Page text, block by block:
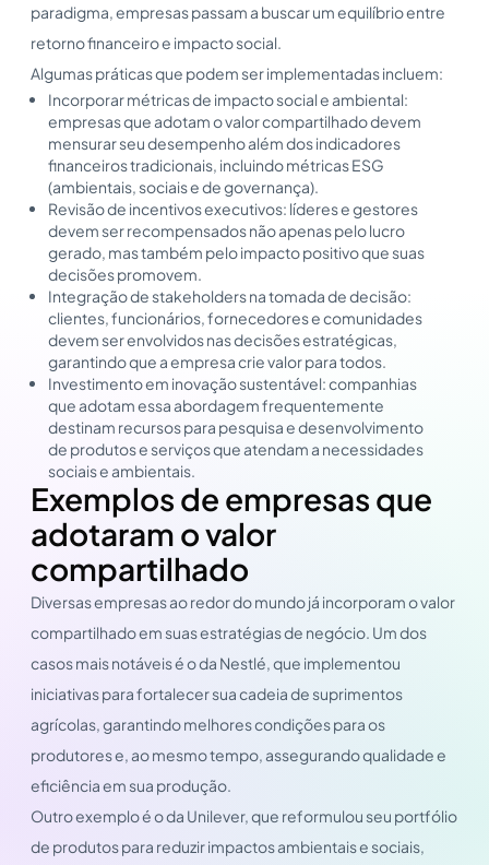
paradigma, empresas passam a buscar um equilíbrio entre
retorno financeiro e impacto social.
Algumas práticas que podem ser implementadas incluem:
Incorporar métricas de impacto social e ambiental:
empresas que adotam o valor compartilhado devem
mensurar seu desempenho além dos indicadores
financeiros tradicionais, incluindo métricas ESG
(ambientais, sociais e de governança).
Revisão de incentivos executivos: líderes e gestores
devem ser recompensados não apenas pelo lucro
gerado, mas também pelo impacto positivo que suas
decisões promovem.
Integração de stakeholders na tomada de decisão:
clientes, funcionários, fornecedores e comunidades
devem ser envolvidos nas decisões estratégicas,
garantindo que a empresa crie valor para todos.
Investimento em inovação sustentável: companhias
que adotam essa abordagem frequentemente
destinam recursos para pesquisa e desenvolvimento
de produtos e serviços que atendam a necessidades
sociais e ambientais.
Exemplos de empresas que
adotaram o valor
compartilhado
Diversas empresas ao redor do mundo já incorporam o valor
compartilhado em suas estratégias de negócio. Um dos
casos mais notáveis é o da Nestlé, que implementou
iniciativas para fortalecer sua cadeia de suprimentos
agrícolas, garantindo melhores condições para os
produtores e, ao mesmo tempo, assegurando qualidade e
eficiência em sua produção.
Outro exemplo é o da Unilever, que reformulou seu portfólio
de produtos para reduzir impactos ambientais e sociais,